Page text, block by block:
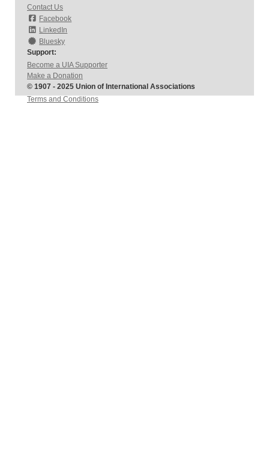
Contact Us
Facebook
LinkedIn
Bluesky
Support:
Become a UIA Supporter
Make a Donation
© 1907 - 2025 Union of International Associations
Terms and Conditions